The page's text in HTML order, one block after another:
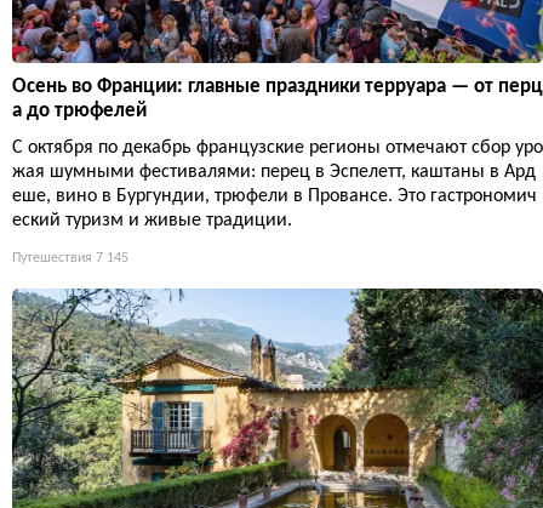
Осень во Франции: главные праздники терруара — от перц
а до трюфелей
С октября по декабрь французские регионы отмечают сбор уро
жая шумными фестивалями: перец в Эспелетт, каштаны в Ард
еше, вино в Бургундии, трюфели в Провансе. Это гастрономич
еский туризм и живые традиции.
Путешествия 7 145